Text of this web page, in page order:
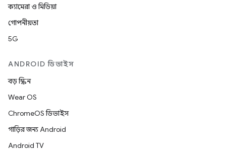
ক্যামেরা ও মিডিয়া
গোপনীয়তা
5G
ANDROID ডিভাইস
বড় স্ক্রিন
Wear OS
ChromeOS ডিভাইস
গাড়ির জন্য Android
Android TV